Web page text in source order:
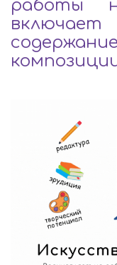
работы